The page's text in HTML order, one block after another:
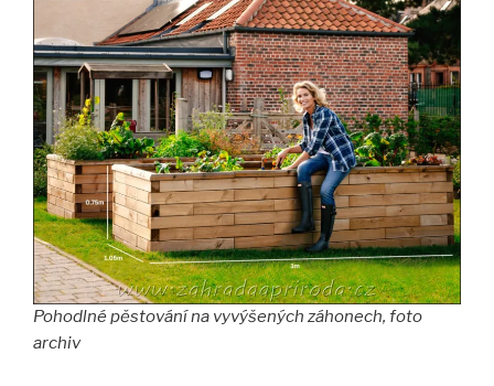
Pohodlné pěstování na vyvýšených záhonech, foto
archiv